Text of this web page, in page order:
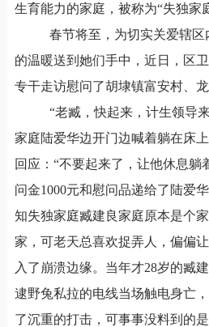
生育能力的家庭，被称为“失独家
春节将至，为切实关爱辖
的温暖送到她们手中，近日，区
专干走访慰问了胡埭镇富安村、
“老臧，快起来，计生领导
家庭陆爱华边开门边喊着躺在床
回应：“不要起来了，让他休息躺
问金1000元和慰问品递给了陆爱
知失独家庭臧建良家庭原本是个
家，可老天总喜欢捉弄人，偏偏
入了崩溃边缘。当年才28岁的臧
逮野兔私拉的电线当场触电身亡
了沉重的打击，可事事没料到的